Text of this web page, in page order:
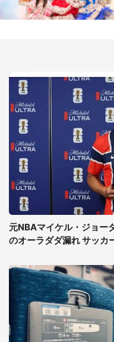
元NBAマイケル・ジョー
のオーラダダ漏れ サッカ